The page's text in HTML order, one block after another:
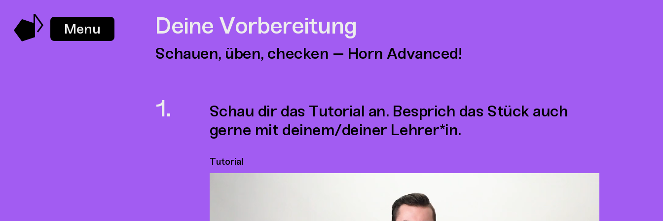
Menu Deine Vorbereitung
Schauen, üben, checken – Horn Advanced!
Schau dir das Tutorial an. Besprich das Stück auch
gerne mit deinem/deiner Lehrer*in.
Tutorial